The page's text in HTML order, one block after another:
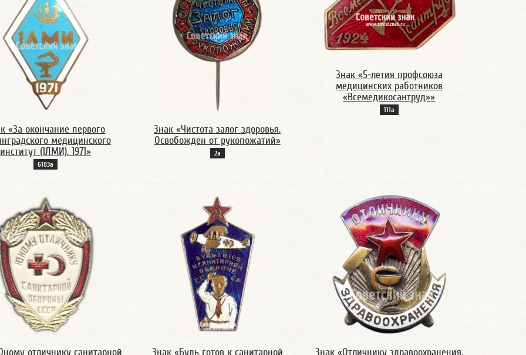
«За окончание первого
медицинского
институт (1ЛМИ). 1971»
6183а
Знак «Чистота залог здоровья.
Освобожден от рукопожатий»
2а
Знак «5-летия профсоюза
медицинских работников
«Всемедикосантруд»»
111а
отличнику санитарной Знак «Будь готов к санитарной Знак «Отличнику здравоохранения.